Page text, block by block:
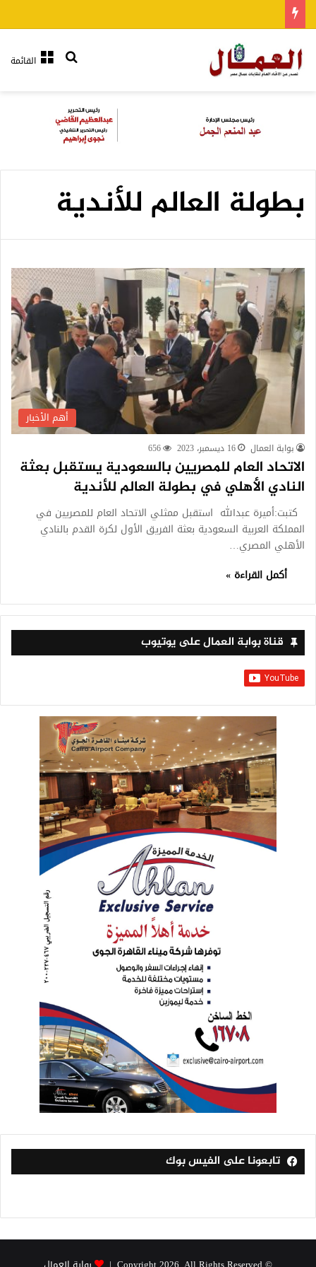
القائمةبحث عن
بطولة العالم للأندية
أهم الأخبار
بوابة العمال 16 ديسمبر، 2023 656
الاتحاد العام للمصريين بالسعودية يستقبل بعثة
النادي الأهلي في بطولة العالم للأندية
كتبت:أميرة عبدالله استقبل ممثلي الاتحاد العام للمصريين في
المملكة العربية السعودية بعثة الفريق الأول لكرة القدم بالنادي
الأهلي المصري…
أكمل القراءة »
قناة بوابة العمال على يوتيوب
تابعونا على الفيس بوك